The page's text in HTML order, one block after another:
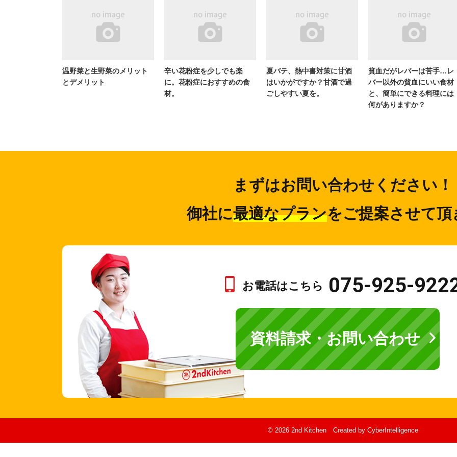
温野菜と生野菜のメリット
とデメリット
辛い花粉症を少しでも楽
に。花粉症におすすめの食
材。
夏バテ、熱中書対策に甘酒
はいかがですか？甘酒で過
ごしやすい夏を。
貧血だがレバーは苦手…レ
バー以外の貧血にいい食材
と、簡単にできる料理には
何がありますか？
まずはお問い合わせください！
御社に最適なプランをご提案させて頂
お電話はこちら 075-925-
資料請求・お問い合わせ
© 2026 2nd Kitchen Created by CyberIntelligence